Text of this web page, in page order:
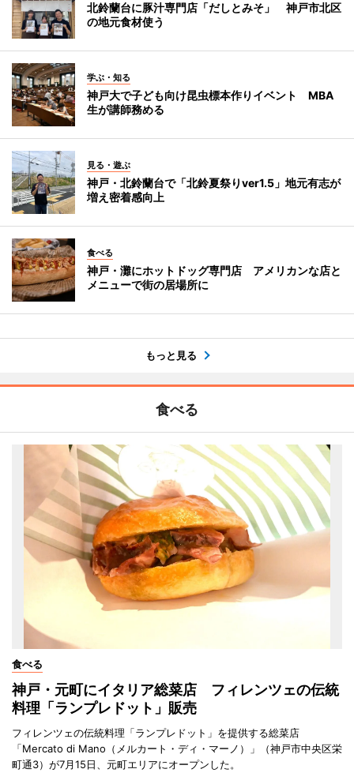
北鈴蘭台に豚汁専門店「だしとみそ」 神戸市北区
の地元食材使う
学ぶ・知る
神戸大で子ども向け昆虫標本作りイベント MBA
生が講師務める
見る・遊ぶ
神戸・北鈴蘭台で「北鈴夏祭りver1.5」地元有志が
増え密着感向上
食べる
神戸・灘にホットドッグ専門店 アメリカンな店と
メニューで街の居場所に
もっと見る
食べる
食べる
神戸・元町にイタリア総菜店 フィレンツェの伝統
料理「ランプレドット」販売
フィレンツェの伝統料理「ランプレドット」を提供する総菜店
「Mercato di Mano（メルカート・ディ・マーノ）」（神戸市中央区栄
町通3）が7月15日、元町エリアにオープンした。